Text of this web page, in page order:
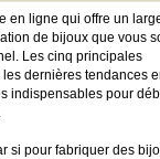
en ligne qui offre un
de bijoux que vous
Les cinq principales
dernières tendances
indispensables pour
si pour fabriquer des